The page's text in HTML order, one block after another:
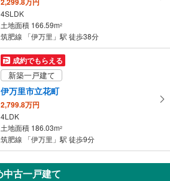
4SLDK
土地面積 166.59m2
筑肥線 「伊万里」駅 徒歩38分
成約でもらえる
新築一戸建て
伊万里市立花町
2,799.8万円
4LDK
土地面積 186.03m2
筑肥線 「伊万里」駅 徒歩9分
古一戸建て